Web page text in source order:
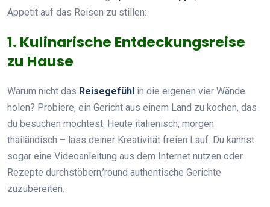
Appetit auf das Reisen zu stillen:
1. Kulinarische Entdeckungsreise
zu Hause
Warum nicht das Reisegefühl in die eigenen vier Wände
holen? Probiere, ein Gericht aus einem Land zu kochen, das
du besuchen möchtest. Heute italienisch, morgen
thailändisch – lass deiner Kreativität freien Lauf. Du kannst
sogar eine Videoanleitung aus dem Internet nutzen oder
Rezepte durchstöbern,’round authentische Gerichte
zuzubereiten.